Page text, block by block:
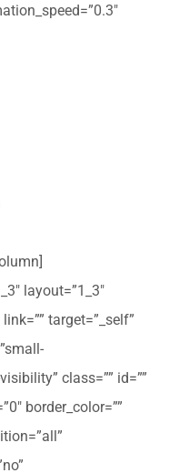
layout=”1_3″
target=”_self”
class=”” id=””
border_color=””